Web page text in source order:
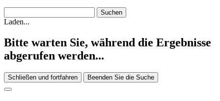
Laden...
Bitte warten Sie, während die Ergebnisse
abgerufen werden...
Schließen und fortfahren Beenden Sie die Suche